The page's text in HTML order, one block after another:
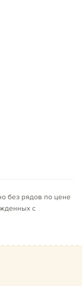
без рядов по цене
с